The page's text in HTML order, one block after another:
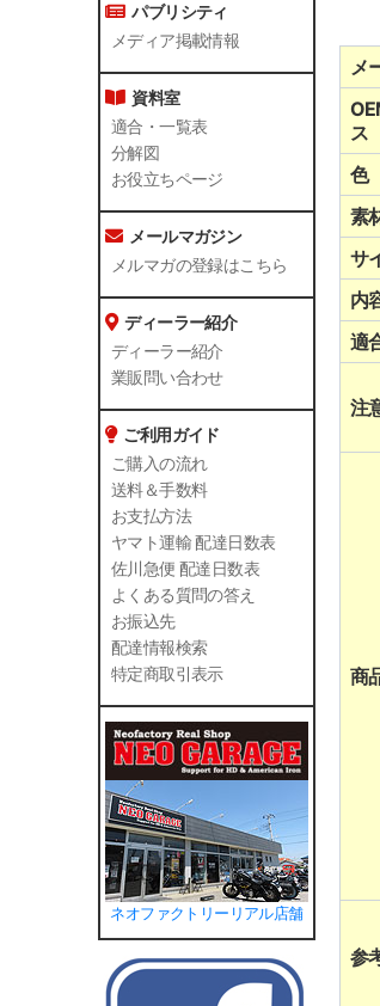
パブリシティ
メディア掲載情報
資料室
適合・一覧表
分解図
お役立ちページ
メールマガジン
メルマガの登録はこちら
ディーラー紹介
ディーラー紹介
業販問い合わせ
ご利用ガイド
ご購入の流れ
送料＆手数料
お支払方法
ヤマト運輸 配達日数表
佐川急便 配達日数表
よくある質問の答え
お振込先
配達情報検索
特定商取引表示
ネオファクトリーリアル店舗
メ
ス
色
素
サ
内
適
注
商
参